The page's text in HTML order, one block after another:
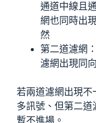
通道中線且
網也同時出
然
第二道濾網
濾網出現同
若兩道濾網出現不
多訊號、但第二道
暫不進場。